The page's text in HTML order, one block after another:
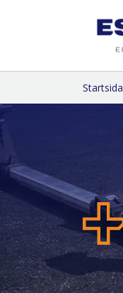
Startsida